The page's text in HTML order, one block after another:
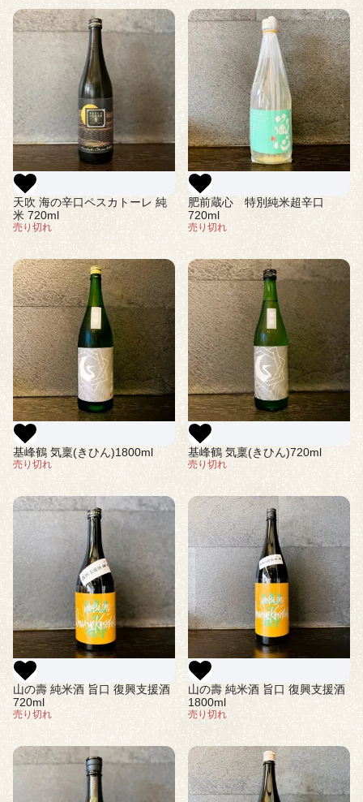
天吹 海の辛口ペスカトーレ 純
米 720ml
売り切れ
肥前蔵心 特別純米超辛口
720ml
売り切れ
基峰鶴 気稟(きひん)1800ml
売り切れ
基峰鶴 気稟(きひん)720ml
売り切れ
山の壽 純米酒 旨口 復興支援酒
720ml
売り切れ
山の壽 純米酒 旨口 復興支援酒
1800ml
売り切れ